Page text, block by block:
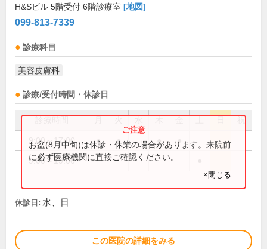
H&Sビル 5階受付 6階診療室 [地図]
099-813-7339
診療科目
美容皮膚科
診療/受付時間・休診日
祝
9:00～17:00 ● ● ● ●
9:00～19:00
お盆(8月中旬)は休診・休業の場合があります。来院前
に必ず医療機関に直接ご確認ください。
×閉じる
休診日: 水、日
この医院の詳細をみる